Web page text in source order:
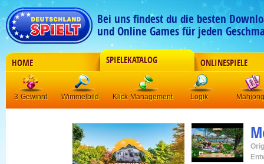
Bei uns findest du die besten
und Online Games für jeden
HOME SPIELEKATALOG ONLINESPIELE
3-Gewinnt Wimmelbild Klick-Management Logik Mahjong